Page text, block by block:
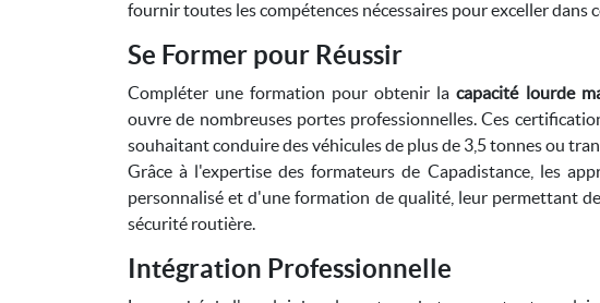
fournir toutes les compétences nécessaires pour exceller dans
Se Former pour Réussir
Compléter une formation pour obtenir lacapacité lourde
ouvre de nombreuses portes professionnelles. Ces
souhaitant conduire des véhicules de plus de 3,5 tonnes ou
Grâce à l'expertise des formateurs de Capadistance, les
personnalisé et d'une formation de qualité, leur permettant
sécurité routière.
Intégration Professionnelle